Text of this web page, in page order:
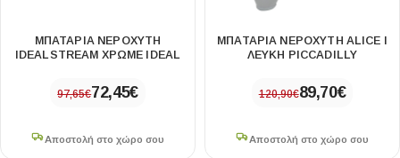
ΜΠΑΤΑΡΙΑ ΝΕΡΟΧΥΤΗ
IDEALSTREAM ΧΡΩΜΕ IDEAL
97,65€72,45€
Αποστολή στο χώρο σου
ΜΠΑΤΑΡΙΑ ΝΕΡΟΧΥΤΗ ALICE Ι
ΛΕΥΚΗ PICCADILLY
120,90€89,70€
Αποστολή στο χώρο σου